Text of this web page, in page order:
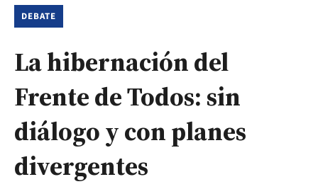
DEBATE
La hibernación del
Frente de Todos: sin
diálogo y con planes
divergentes